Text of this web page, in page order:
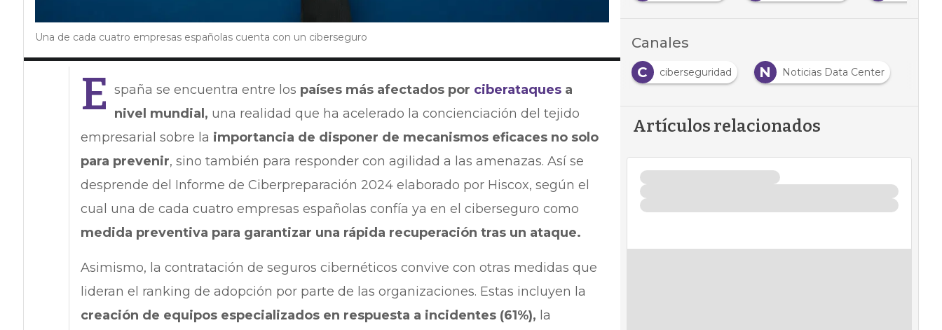
Una de cada cuatro empresas españolas cuenta con un ciberseguro
E spaña se encuentra entre los países más afectados por ciberataques a
nivel mundial, una realidad que ha acelerado la concienciación del tejido
empresarial sobre la importancia de disponer de mecanismos eficaces no solo
para prevenir, sino también para responder con agilidad a las amenazas. Así se
desprende del Informe de Ciberpreparación 2024 elaborado por Hiscox, según el
cual una de cada cuatro empresas españolas confía ya en el ciberseguro como
medida preventiva para garantizar una rápida recuperación tras un ataque.
Asimismo, la contratación de seguros cibernéticos convive con otras medidas que
lideran el ranking de adopción por parte de las organizaciones. Estas incluyen la
creación de equipos especializados en respuesta a incidentes (61%), la
Canales
C
ciberseguridad N Noticias Data Center
Artículos relacionados